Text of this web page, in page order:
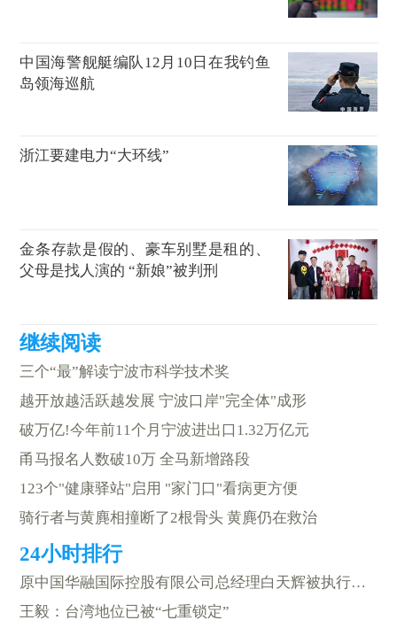
中国海警舰艇编队12月10日在我钓鱼
岛领海巡航
浙江要建电力“大环线”
金条存款是假的、豪车别墅是租的、
父母是找人演的 “新娘”被判刑
三个“最”解读宁波市科学技术奖
越开放越活跃越发展 宁波口岸"完全体"成形
破万亿!今年前11个月宁波进出口1.32万亿元
甬马报名人数破10万 全马新增路段
123个"健康驿站"启用 "家门口"看病更方便
骑行者与黄麂相撞断了2根骨头 黄麂仍在救治
原中国华融国际控股有限公司总经理白天辉被执行死刑
王毅：台湾地位已被“七重锁定”